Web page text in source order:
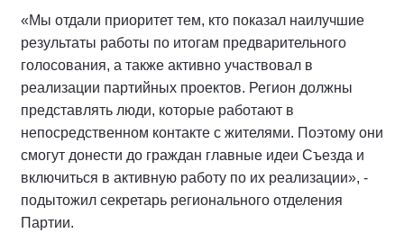
«Мы отдали приоритет тем, кто показал наилучшие
результаты работы по итогам предварительного
голосования, а также активно участвовал в
реализации партийных проектов. Регион должны
представлять люди, которые работают в
непосредственном контакте с жителями. Поэтому они
смогут донести до граждан главные идеи Съезда и
включиться в активную работу по их реализации», -
подытожил секретарь регионального отделения
Партии.